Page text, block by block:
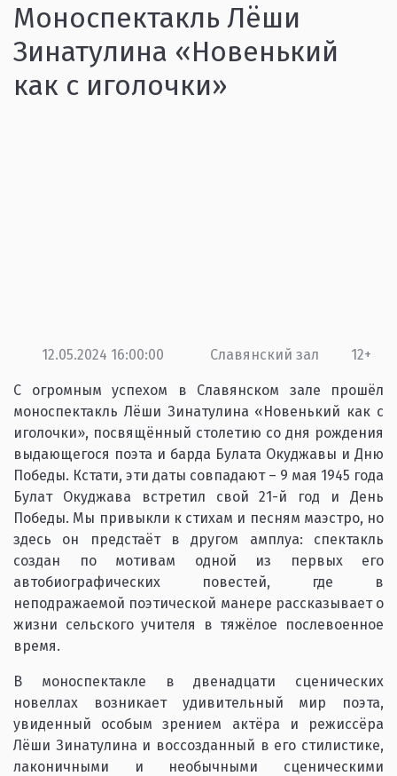
Моноспектакль Лёши
Зинатулина «Новенький
как с иголочки»
12.05.2024 16:00:00 Славянский зал 12+
С огромным успехом в Славянском зале прошёл
моноспектакль Лёши Зинатулина «Новенький как с
иголочки», посвящённый столетию со дня рождения
выдающегося поэта и барда Булата Окуджавы и Дню
Победы. Кстати, эти даты совпадают – 9 мая 1945 года
Булат Окуджава встретил свой 21-й год и День
Победы. Мы привыкли к стихам и песням маэстро, но
здесь он предстаёт в другом амплуа: спектакль
создан по мотивам одной из первых его
автобиографических повестей, где в
неподражаемой поэтической манере рассказывает о
жизни сельского учителя в тяжёлое послевоенное
время.
В моноспектакле в двенадцати сценических
новеллах возникает удивительный мир поэта,
увиденный особым зрением актёра и режиссёра
Лёши Зинатулина и воссозданный в его стилистике,
лаконичными и необычными сценическими